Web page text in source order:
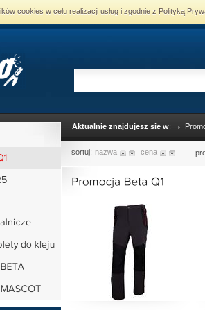
cookies w celu realizacji usług i zgodnie z Polityką
Aktualnie znajdujesz sie w:
sortuj: nazwa cena